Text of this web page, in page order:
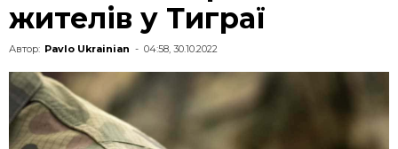
жителів у Тиграї
Автор: Pavlo Ukrainian - 04:58, 30.10.2022